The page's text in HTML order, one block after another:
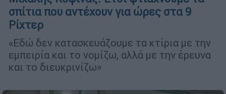
σπίτια που αντέχουν για ώρες στα 9
Ρίχτερ
«Εδώ δεν κατασκευάζουμε τα κτίρια με την
εμπειρία και το νομίζω, αλλά με την έρευνα
και το διευκρινίζω»